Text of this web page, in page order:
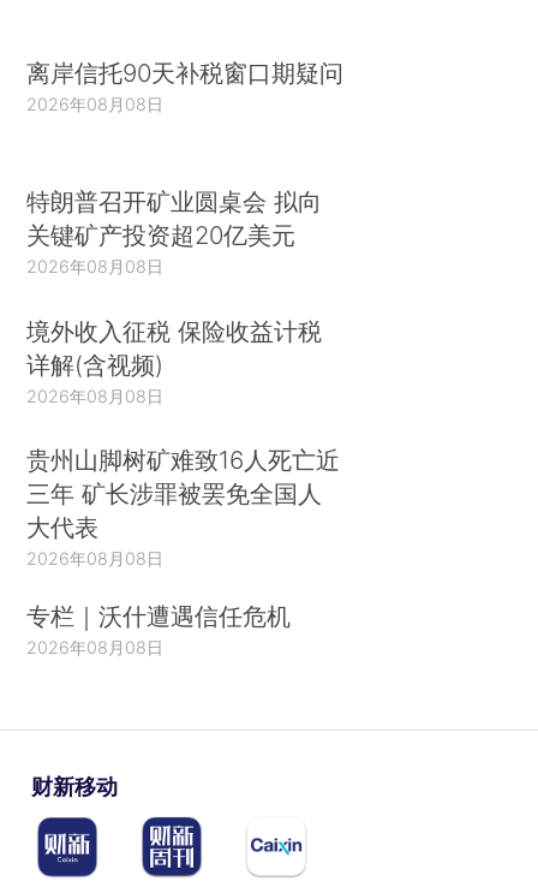
离岸信托90天补税窗口期疑问
2026年08月08日
特朗普召开矿业圆桌会 拟向
关键矿产投资超20亿美元
2026年08月08日
境外收入征税 保险收益计税
详解(含视频)
2026年08月08日
贵州山脚树矿难致16人死亡近
三年 矿长涉罪被罢免全国人
大代表
2026年08月08日
专栏｜沃什遭遇信任危机
2026年08月08日
财新移动